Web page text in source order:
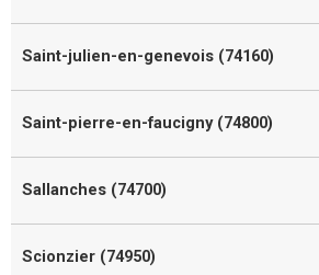
Saint-julien-en-genevois (74160)
Saint-pierre-en-faucigny (74800)
Sallanches (74700)
Scionzier (74950)